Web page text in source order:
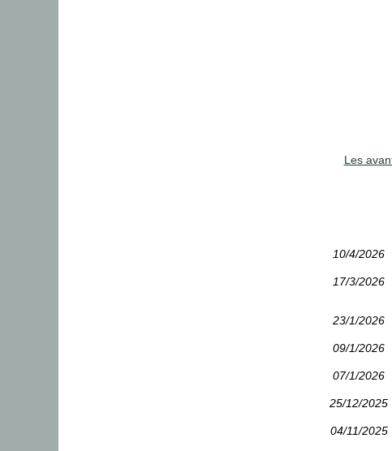
Les
10/4/2026
17/3/2026
23/1/2026
09/1/2026
07/1/2026
25/12/2025
04/11/2025